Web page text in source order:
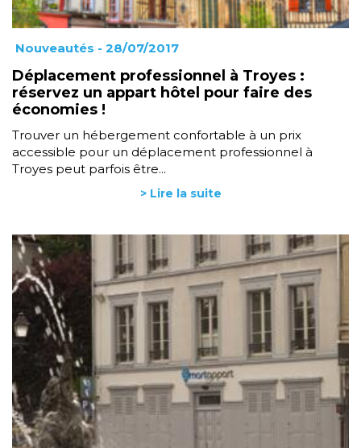
Nouveautés - 28/07/2017
Déplacement professionnel à Troyes :
réservez un appart hôtel pour faire des
économies !
Trouver un hébergement confortable à un prix
accessible pour un déplacement professionnel à
Troyes peut parfois être...
> Lire la suite